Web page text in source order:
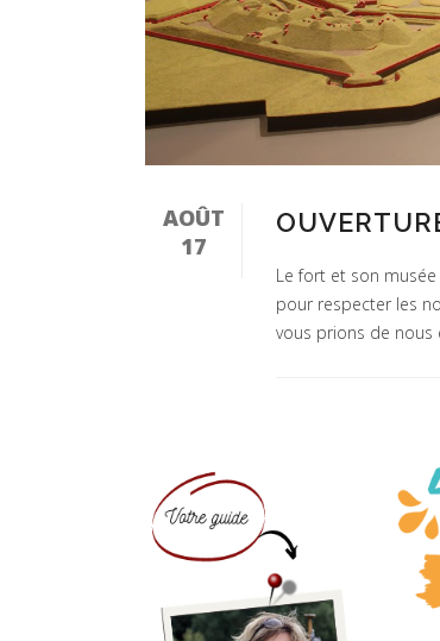
AOÛT
17
Le fort et son
pour respecter les
vous prions de nous